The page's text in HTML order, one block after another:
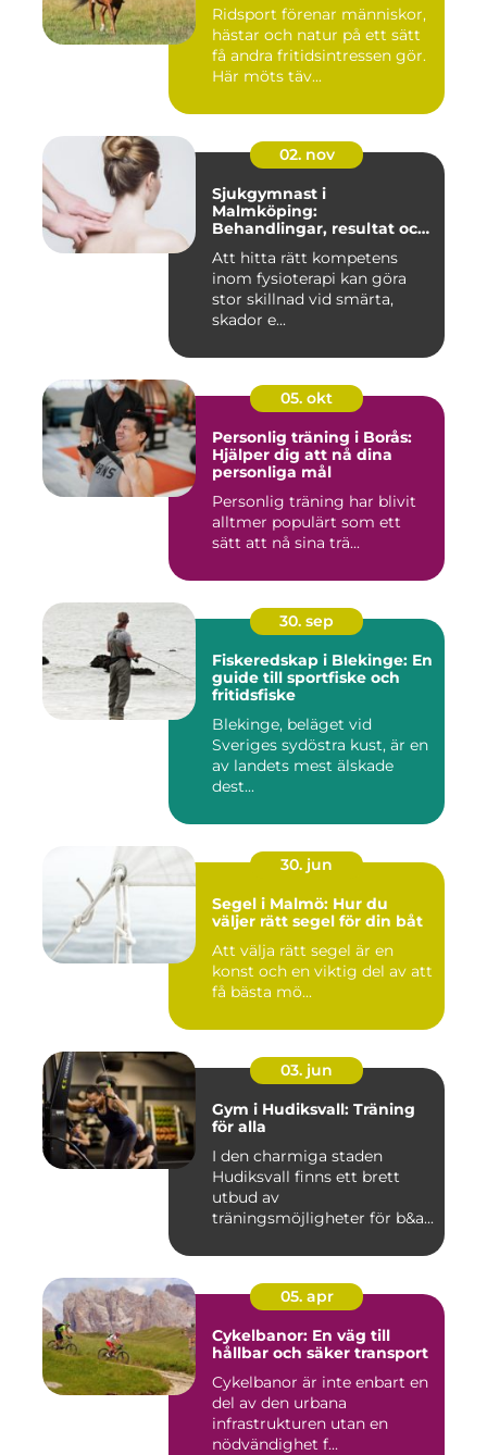
Ridsport förenar människor,
hästar och natur på ett sätt
få andra fritidsintressen gör.
Här möts täv...
02. nov
Sjukgymnast i
Malmköping:
Behandlingar, resultat och
Att hitta rätt kompetens
inom fysioterapi kan göra
stor skillnad vid smärta,
skador e...
05. okt
Personlig träning i Borås:
Hjälper dig att nå dina
personliga mål
Personlig träning har blivit
alltmer populärt som ett
sätt att nå sina trä...
30. sep
Fiskeredskap i Blekinge: En
guide till sportfiske och
fritidsfiske
Blekinge, beläget vid
Sveriges sydöstra kust, är en
av landets mest älskade
dest...
30. jun
Segel i Malmö: Hur du
väljer rätt segel för din båt
Att välja rätt segel är en
konst och en viktig del av att
få bästa mö...
03. jun
Gym i Hudiksvall: Träning
för alla
I den charmiga staden
Hudiksvall finns ett brett
utbud av
träningsmöjligheter för b&a...
05. apr
Cykelbanor: En väg till
hållbar och säker transport
Cykelbanor är inte enbart en
del av den urbana
infrastrukturen utan en
nödvändighet f...